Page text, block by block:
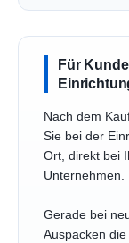
Für
Nach dem
Sie bei der
Ort, direkt bei
Unternehmen.
Gerade bei
Auspacken